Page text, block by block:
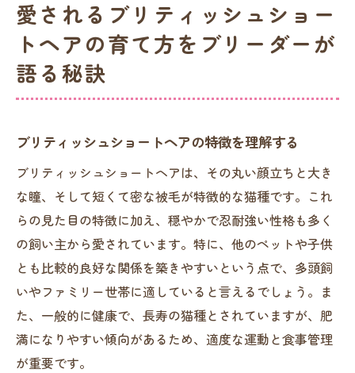
子猫から成猫までの成長段階に合わせた育
て方
ブリーダーとの長期的な関係の築き方
理想的な飼育環境を整えるためのブリーダーの
ブリティッシュショートヘアに適した住環
境の設定
安全で快適な空間作りのテクニック
適切な食事と運動のバランス
ストレスを軽減するための工夫
季節ごとの注意点と対策
飼育環境の見直しポイント
ブリティッシュショートヘアの健康を守るブリ
ーダーのケア方法
愛されるブリティッシュショー
トヘアの育て方をブリーダーが
語る秘訣
ブリティッシュショートヘアの特徴を理解する
ブリティッシュショートヘアは、その丸い顔立ちと大き
な瞳、そして短くて密な被毛が特徴的な猫種です。これ
らの見た目の特徴に加え、穏やかで忍耐強い性格も多く
の飼い主から愛されています。特に、他のペットや子供
とも比較的良好な関係を築きやすいという点で、多頭飼
いやファミリー世帯に適していると言えるでしょう。ま
た、一般的に健康で、長寿の猫種とされていますが、肥
満になりやすい傾向があるため、適度な運動と食事管理
が重要です。